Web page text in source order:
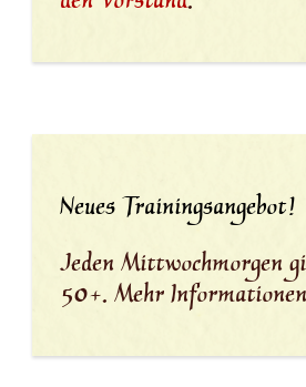
Neues Trainingsangebot!
Jeden Mittwochmorgen
50+. Mehr Informationen